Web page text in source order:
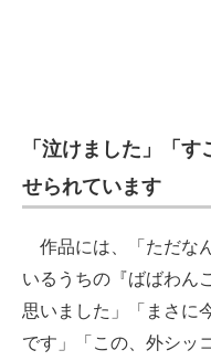
「泣けました」「
せられています
作品には、「ただな
いるうちの『ばばわん
思いました」「まさに
です」「この、外シッ